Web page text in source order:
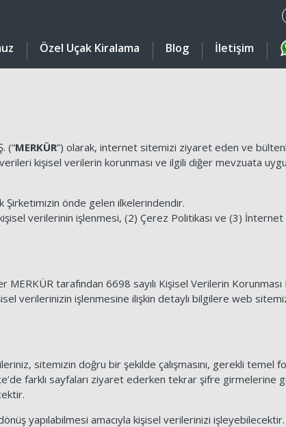
Özel Uçak Kiralama Blog İletişim
(“MERKÜR”) olarak, internet sitemizi ziyaret eden ve
kişisel verilerin korunması ve ilgili diğer mevzuata
Şirketimizin önde gelen ilkelerindendir.
verilerinin işlenmesi, (2) Çerez Politikası ve (3) İnternet
tarafından 6698 sayılı Kişisel Verilerin Korunması
verilerinizin işlenmesine ilişkin detaylı bilgilere web
sitemizin doğru bir şekilde çalışmasını, gerekli temel
farklı sayfaları ziyaret ederken tekrar şifre girmelerine
yapılabilmesi amacıyla kişisel verilerinizi işleyebilecektir.